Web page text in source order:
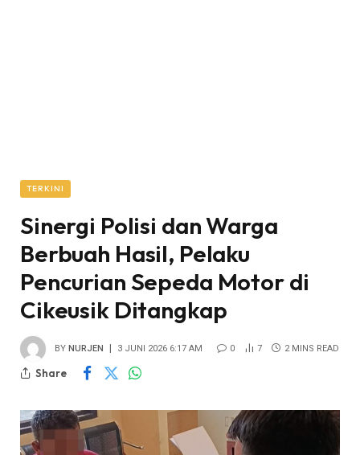
TERKINI
Sinergi Polisi dan Warga
Berbuah Hasil, Pelaku
Pencurian Sepeda Motor di
Cikeusik Ditangkap
BY NURJEN 3 JUNI 2026 6:17 AM 0 7 2 MINS READ
Share